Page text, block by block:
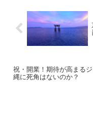
祝・開業！期待が高まる
縄に死角はないのか？